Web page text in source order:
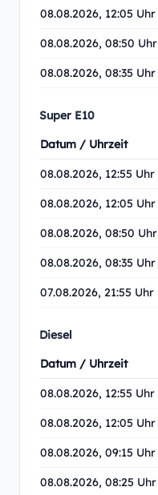
08.08.2026, 12:05 Uhr
08.08.2026, 08:50 Uhr
08.08.2026, 08:35 Uhr
Super E10
Datum / Uhrzeit
08.08.2026, 12:55 Uhr
08.08.2026, 12:05 Uhr
08.08.2026, 08:50 Uhr
08.08.2026, 08:35 Uhr
07.08.2026, 21:55 Uhr
Diesel
Datum / Uhrzeit
08.08.2026, 12:55 Uhr
08.08.2026, 12:05 Uhr
08.08.2026, 09:15 Uhr
08.08.2026, 08:25 Uhr